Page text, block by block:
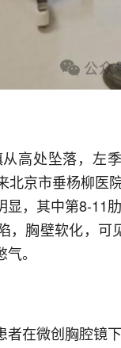
高处坠落，左
北京市垂杨柳医
，其中第8-11
，胸壁软化，可
。
在微创胸腔镜